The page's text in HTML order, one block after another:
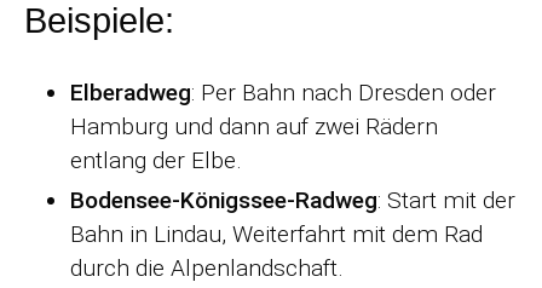
Beispiele:
Elberadweg: Per Bahn nach Dresden oder
Hamburg und dann auf zwei Rädern
entlang der Elbe.
Bodensee-Königssee-Radweg: Start mit der
Bahn in Lindau, Weiterfahrt mit dem Rad
durch die Alpenlandschaft.